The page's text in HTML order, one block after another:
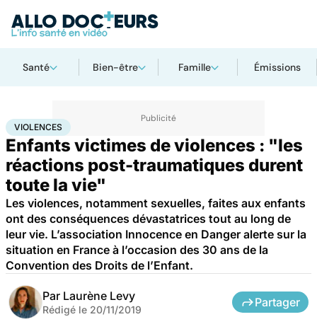
Santé Bien-être Famille Émissions
AccueilFamilleEnfant
VIOLENCES
Enfants victimes de violences : "les
réactions post-traumatiques durent
toute la vie"
Les violences, notamment sexuelles, faites aux enfants
ont des conséquences dévastatrices tout au long de
leur vie. L’association Innocence en Danger alerte sur la
situation en France à l’occasion des 30 ans de la
Convention des Droits de l’Enfant.
Par Laurène Levy
Rédigé le 20/11/2019
Partager